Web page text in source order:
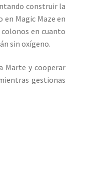
construir la
Magic Maze en
en cuanto
sin oxígeno.
Marte y cooperar
gestionas